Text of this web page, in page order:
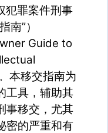
犯罪案件刑事
南”）
Guide to
本移交指南为
工具，辅助其
事移交，尤其
密的严重和有